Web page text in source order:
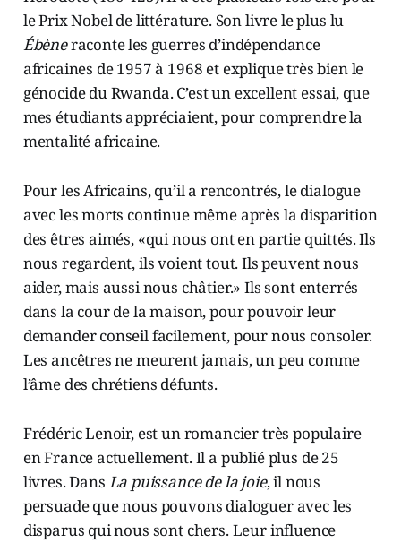
le Prix Nobel de littérature. Son livre le plus lu
Ébèneraconte les guerres d’indépendance
africaines de 1957 à 1968 et explique très bien le
génocide du Rwanda. C’est un excellent essai, que
mes étudiants appréciaient, pour comprendre la
mentalité africaine.
Pour les Africains, qu’il a rencontrés, le dialogue
avec les morts continue même après la disparition
des êtres aimés, «qui nous ont en partie quittés. Ils
nous regardent, ils voient tout. Ils peuvent nous
aider, mais aussi nous châtier.» Ils sont enterrés
dans la cour de la maison, pour pouvoir leur
demander conseil facilement, pour nous consoler.
Les ancêtres ne meurent jamais, un peu comme
l’âme des chrétiens défunts.
Frédéric Lenoir, est un romancier très populaire
en France actuellement. Il a publié plus de 25
livres. Dans La puissance de la joie, il nous
persuade que nous pouvons dialoguer avec les
disparus qui nous sont chers. Leur influence